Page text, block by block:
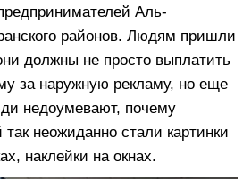
Аль-
районов. Людям пришли
должны не просто выплатить
за наружную рекламу, но еще
недоумевают, почему
неожиданно стали картинки
наклейки на окнах.